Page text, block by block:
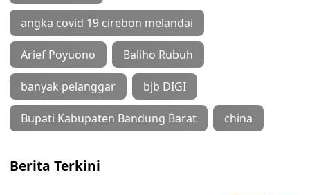
angka covid 19 cirebon melandai
Arief Poyuono Baliho Rubuh
banyak pelanggar bjb DIGI
Bupati Kabupaten Bandung Barat china
Berita Terkini